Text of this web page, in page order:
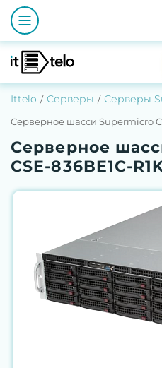
Ittelo Серверы Серверы
Серверное шасси Supermicro
Серверное
CSE-836BE1C-